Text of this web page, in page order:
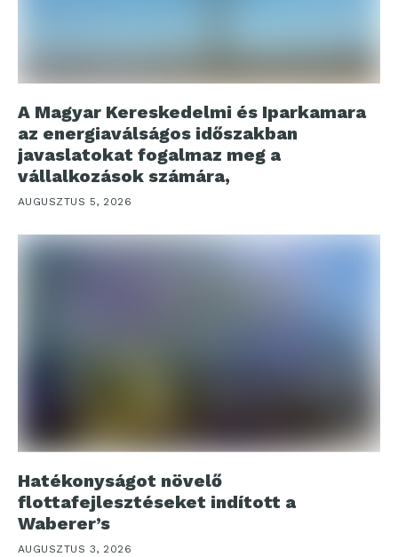
A Magyar Kereskedelmi és Iparkamara
az energiaválságos időszakban
javaslatokat fogalmaz meg a
vállalkozások számára,
AUGUSZTUS 5, 2026
Hatékonyságot növelő
flottafejlesztéseket indított a
Waberer’s
AUGUSZTUS 3, 2026